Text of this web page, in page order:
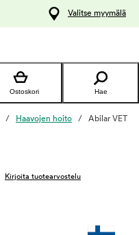
Valitse myymälä
Ostoskori Hae
Haavojen hoito
Abilar VET
Kirjoita tuotearvostelu